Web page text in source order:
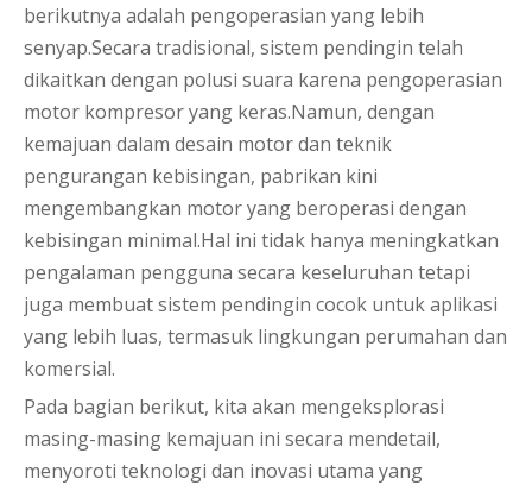
berikutnya adalah pengoperasian yang lebih
senyap.Secara tradisional, sistem pendingin telah
dikaitkan dengan polusi suara karena pengoperasian
motor kompresor yang keras.Namun, dengan
kemajuan dalam desain motor dan teknik
pengurangan kebisingan, pabrikan kini
mengembangkan motor yang beroperasi dengan
kebisingan minimal.Hal ini tidak hanya meningkatkan
pengalaman pengguna secara keseluruhan tetapi
juga membuat sistem pendingin cocok untuk aplikasi
yang lebih luas, termasuk lingkungan perumahan dan
komersial.
Pada bagian berikut, kita akan mengeksplorasi
masing-masing kemajuan ini secara mendetail,
menyoroti teknologi dan inovasi utama yang